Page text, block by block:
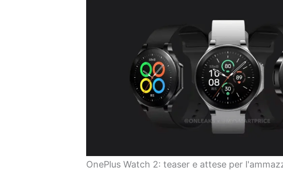
OnePlus Watch 2: teaser e attese per